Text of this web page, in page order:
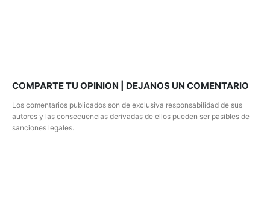
COMPARTE TU OPINION | DEJANOS UN COMENTARIO
Los comentarios publicados son de exclusiva responsabilidad de sus
autores y las consecuencias derivadas de ellos pueden ser pasibles de
sanciones legales.